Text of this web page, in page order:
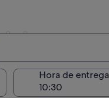
Hora de entrega